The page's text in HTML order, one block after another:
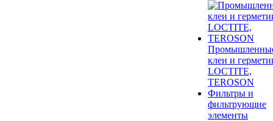
клеи и
LOCTITE,
TEROSON
Фильтры и
фильтрующие
элементы